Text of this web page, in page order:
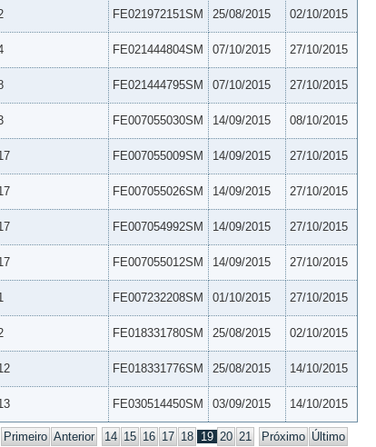
FE021972151SM 25/08/2015 02/10/2015
FE021444804SM 07/10/2015 27/10/2015
FE021444795SM 07/10/2015 27/10/2015
FE007055030SM 14/09/2015 08/10/2015
FE007055009SM 14/09/2015 27/10/2015
FE007055026SM 14/09/2015 27/10/2015
FE007054992SM 14/09/2015 27/10/2015
FE007055012SM 14/09/2015 27/10/2015
FE007232208SM 01/10/2015 27/10/2015
FE018331780SM 25/08/2015 02/10/2015
FE018331776SM 25/08/2015 14/10/2015
FE030514450SM 03/09/2015 14/10/2015
Primeiro Anterior 14 15 16 17 18 19 20 21 Próximo Último